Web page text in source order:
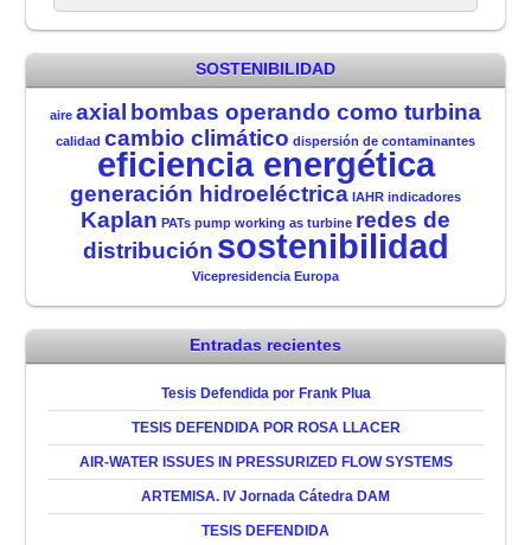
SOSTENIBILIDAD
aire axial bombas operando como turbina
calidad cambio climático dispersión de contaminantes
eficiencia energética
generación hidroeléctrica IAHR indicadores
Kaplan PATs pump working as turbine redes de
distribución sostenibilidad
Vicepresidencia Europa
Entradas recientes
Tesis Defendida por Frank Plua
TESIS DEFENDIDA POR ROSA LLACER
AIR-WATER ISSUES IN PRESSURIZED FLOW SYSTEMS
ARTEMISA. IV Jornada Cátedra DAM
TESIS DEFENDIDA